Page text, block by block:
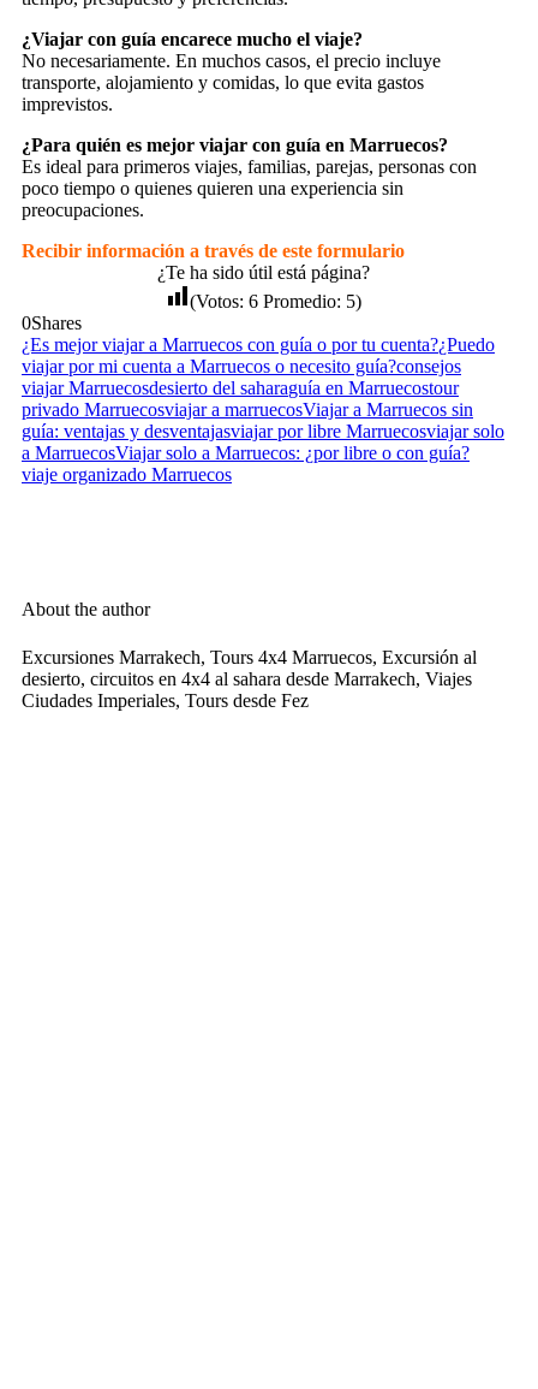
¿Viajar con guía encarece mucho el viaje?
No necesariamente. En muchos casos, el precio incluye
transporte, alojamiento y comidas, lo que evita gastos
imprevistos.
¿Para quién es mejor viajar con guía en Marruecos?
Es ideal para primeros viajes, familias, parejas, personas con
poco tiempo o quienes quieren una experiencia sin
preocupaciones.
Recibir información a través de este formulario
¿Te ha sido útil está página?
(Votos: 6Promedio: 5)
0Shares
¿Es mejor viajar a Marruecos con guía o por tu cuenta?¿Puedo
viajar por mi cuenta a Marruecos o necesito guía?consejos
viajar Marruecosdesierto del saharaguía en Marruecostour
privado Marruecosviajar a marruecosViajar a Marruecos sin
guía: ventajas y desventajasviajar por libre Marruecosviajar solo
a MarruecosViajar solo a Marruecos: ¿por libre o con guía?
viaje organizado Marruecos
About the author
Excursiones Marrakech, Tours 4x4 Marruecos, Excursión al
desierto, circuitos en 4x4 al sahara desde Marrakech, Viajes
Ciudades Imperiales, Tours desde Fez